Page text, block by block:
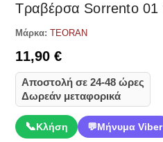
Τραβέρσα Sorrento 01
Μάρκα: TEORAN
11,90€
Αποστολή σε 24-48 ώρες
Δωρεάν μεταφορικά
📞Κλήση 💬Μήνυμα Viber